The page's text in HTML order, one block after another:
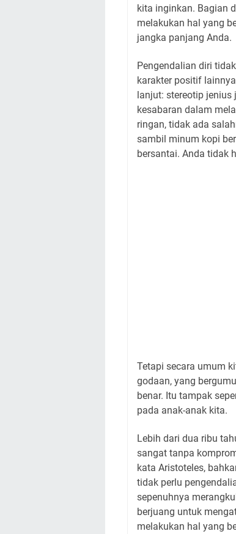
kita inginkan. Bagian
melakukan hal yang
jangka panjang Anda.
Pengendalian diri
karakter positif
lanjut: stereotip
kesabaran dalam
ringan, tidak ada
sambil minum kopi
bersantai. Anda tidak
Tetapi secara umum
godaan, yang
benar. Itu tampak
pada anak-anak kita.
Lebih dari dua ribu
sangat tanpa
kata Aristoteles,
tidak perlu
sepenuhnya
berjuang untuk
melakukan hal yang